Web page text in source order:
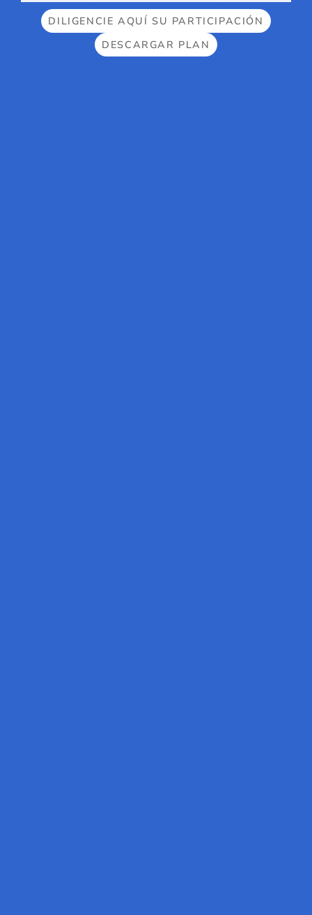
DILIGENCIE AQUÍ SU PARTICIPACIÓN
DESCARGAR PLAN